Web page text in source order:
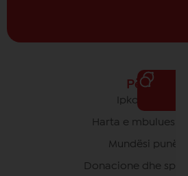
Për IPKO
Ipko - Rrethi yt
Harta e
Mundësi
Donacione dhe